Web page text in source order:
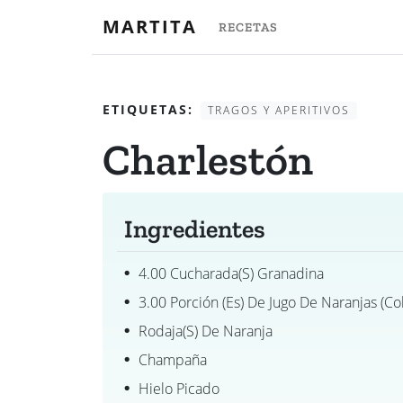
MARTITA RECETAS
ETIQUETAS: TRAGOS Y APERITIVOS
Charlestón
Ingredientes
4.00 Cucharada(s) Granadina
3.00 Porción (es) De Jugo De Naranjas
Rodaja(s) De Naranja
Champaña
Hielo Picado